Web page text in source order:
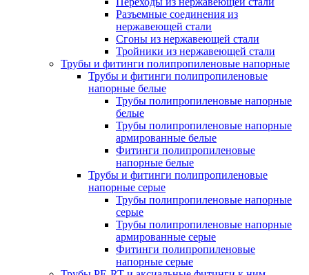
Разъемные соединения из
нержавеющей стали
Сгоны из нержавеющей стали
Тройники из нержавеющей стали
Трубы и фитинги полипропиленовые напорные
Трубы и фитинги полипропиленовые
напорные белые
Трубы полипропиленовые напорные
белые
Трубы полипропиленовые напорные
армированные белые
Фитинги полипропиленовые
напорные белые
Трубы и фитинги полипропиленовые
напорные серые
Трубы полипропиленовые напорные
серые
Трубы полипропиленовые напорные
армированные серые
Фитинги полипропиленовые
напорные серые